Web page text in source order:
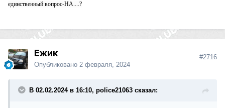
единственный вопрос-НА....?
Ежик
Опубликовано 2 февраля, 2024
#2716
В 02.02.2024 в 16:10, police21063 сказал: